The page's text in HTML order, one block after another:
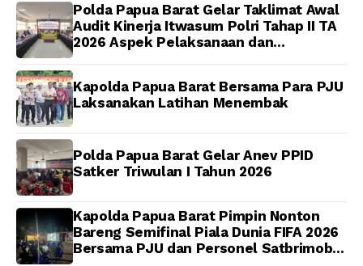
Toleransi bagi Oknum
Anggota
Wujudkan Pelayanan
Bersih dan Berintegritas
Polda Papua Barat Gelar Taklimat Awal
Audit Kinerja Itwasum Polri Tahap II TA
2026 Aspek Pelaksanaan dan
Kapolda Papua Barat Bersama Para PJU
Laksanakan Latihan Menembak
Polda Papua Barat Gelar Anev PPID
Satker Triwulan I Tahun 2026
Kapolda Papua Barat Pimpin Nonton
Bareng Semifinal Piala Dunia FIFA 2026
Bersama PJU dan Personel Satbrimob